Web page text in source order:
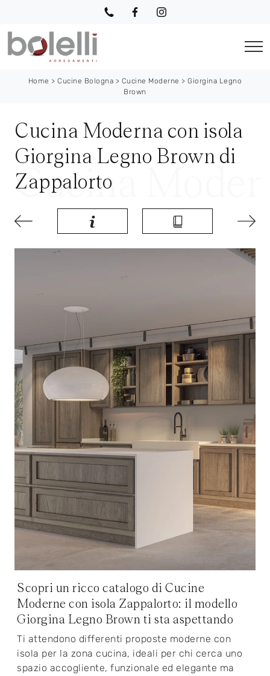
Home >Cucine Bologna > Cucine Moderne >Giorgina Legno
Brown
Cucina Moderna con isola
Giorgina Legno Brown di
Zappalorto
Scopri un ricco catalogo di Cucine
Moderne con isola Zappalorto: il modello
Giorgina Legno Brown ti sta aspettando
Ti attendono differenti proposte moderne con
isola per la zona cucina, ideali per chi cerca uno
spazio accogliente, funzionale ed elegante ma